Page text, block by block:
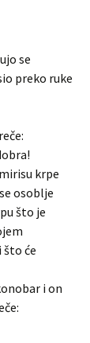
se
preko ruke
krpe
osoblje
što je
što će
i on